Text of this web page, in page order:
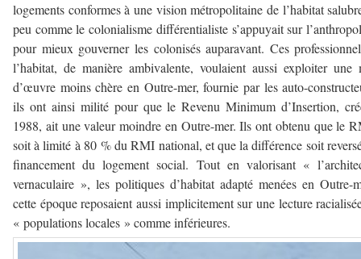
logements conformes à une vision métropolitaine de l’habitat
peu comme le colonialisme différentialiste s’appuyait sur
pour mieux gouverner les colonisés auparavant. Ces
l’habitat, de manière ambivalente, voulaient aussi exploiter une
d’œuvre moins chère en Outre-mer, fournie par les auto-
ils ont ainsi milité pour que le Revenu Minimum d’Insertion,
1988, ait une valeur moindre en Outre-mer. Ils ont obtenu que le
soit à limité à 80 % du RMI national, et que la différence soit
financement du logement social. Tout en valorisant «
vernaculaire », les politiques d’habitat adapté menées en Outre-
cette époque reposaient aussi implicitement sur une lecture
« populations locales » comme inférieures.